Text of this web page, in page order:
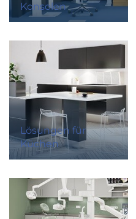
Konsolen
Lösungen für
Küchen